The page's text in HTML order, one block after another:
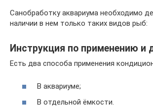
Санобработку аквариума необходимо
наличии в нем только таких видов рыб:
Инструкция по применению и
Есть два способа применения
В аквариуме;
В отдельной ёмкости.